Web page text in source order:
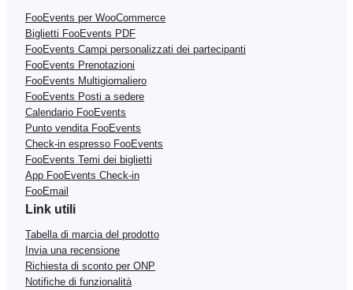
FooEvents per WooCommerce
Biglietti FooEvents PDF
FooEvents Campi personalizzati dei partecipanti
FooEvents Prenotazioni
FooEvents Multigiornaliero
FooEvents Posti a sedere
Calendario FooEvents
Punto vendita FooEvents
Check-in espresso FooEvents
FooEvents Temi dei biglietti
App FooEvents Check-in
FooEmail
Link utili
Tabella di marcia del prodotto
Invia una recensione
Richiesta di sconto per ONP
Notifiche di funzionalità